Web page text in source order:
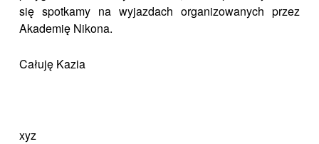
się spotkamy na wyjazdach organizowanych przez
Akademię Nikona.
Całuję Kazia
xyz